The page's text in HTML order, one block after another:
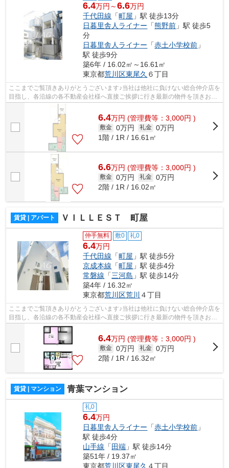
6.4万円～6.6万円
千代田線 「町屋 」駅 徒歩13分
日暮里舎人ライナー 「熊野前 」駅 徒歩5
分
日暮里舎人ライナー 「赤土小学校前 」
駅 徒歩9分
築6年 / 16.02㎡～16.61㎡
東京都荒川区東尾久 ６丁目
ここまでご覧頂きありがとうございます♪当社は他社に負けない総合仲介店を
目指し、各沿線の各不動産会社様へ直接ご挨拶に行き最新の物件を頂きお客
様へ提供しております！最新の情報は...
6.4万円 (管理費等：3,000円 )
敷金 0万円 礼金 0万円
1階 / 1R / 16.61㎡
6.6万円 (管理費等：3,000円 )
敷金 0万円 礼金 0万円
2階 / 1R / 16.02㎡
賃貸 | アパート ＶＩＬＬＥＳＴ 町屋
仲手無料 敷0 礼0
6.4万円
千代田線 「町屋 」駅 徒歩5分
京成本線 「町屋 」駅 徒歩4分
常磐線 「三河島 」駅 徒歩14分
築4年 / 16.32㎡
東京都荒川区荒川 ４丁目
ここまでご覧頂きありがとうございます♪当社は他社に負けない総合仲介店を
目指し、各沿線の各不動産会社様へ直接ご挨拶に行き最新の物件を頂きお客
様へ提供しております！最新の情報は...
6.4万円 (管理費等：3,000円 )
敷金 0万円 礼金 0万円
2階 / 1R / 16.32㎡
賃貸 | マンション 青葉マンション
礼0
6.4万円
日暮里舎人ライナー 「赤土小学校前 」
駅 徒歩4分
山手線 「 田端 」駅 徒歩14分
築51年 / 19.37㎡
東京都荒川区東尾久 ４丁目